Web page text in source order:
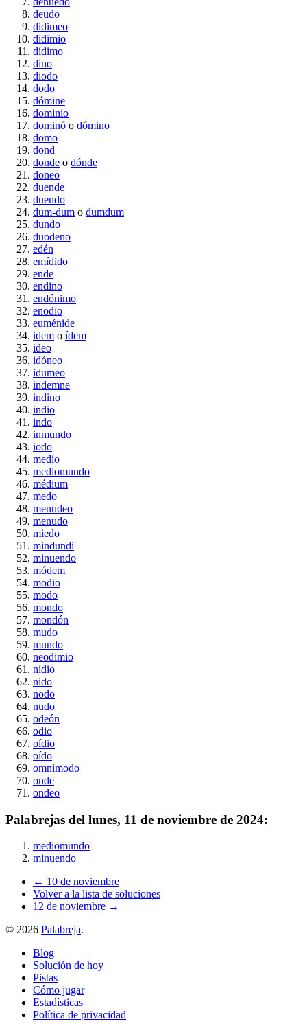
deudo
didimeo
didimio
dídimo
dino
diodo
dodo
dómine
dominio
dominó o dómino
domo
dond
donde o dónde
doneo
duende
duendo
dum-dum o dumdum
dundo
duodeno
edén
emídido
ende
endino
endónimo
enodio
euménide
idem o ídem
ideo
idóneo
idumeo
indemne
indino
indio
indo
inmundo
iodo
medio
mediomundo
médium
medo
menudeo
menudo
miedo
mindundi
minuendo
módem
modio
modo
mondo
mondón
mudo
mundo
neodimio
nidio
nido
nodo
nudo
odeón
odio
oídio
oído
omnímodo
onde
ondeo
Palabrejas del lunes, 11 de noviembre de 2024:
mediomundo
minuendo
← 10 de noviembre
Volver a la lista de soluciones
12 de noviembre →
© 2026 Palabreja.
Blog
Solución de hoy
Pistas
Cómo jugar
Estadísticas
Política de privacidad